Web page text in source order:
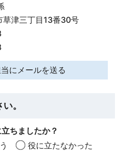
津三丁目13番30号
にメールを送る
。
ちましたか？
役に立たなかった